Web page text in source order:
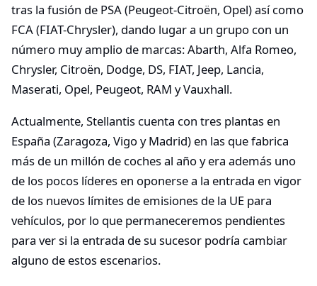
tras la fusión de PSA (Peugeot-Citroën, Opel) así como
FCA (FIAT-Chrysler), dando lugar a un grupo con un
número muy amplio de marcas: Abarth, Alfa Romeo,
Chrysler, Citroën, Dodge, DS, FIAT, Jeep, Lancia,
Maserati, Opel, Peugeot, RAM y Vauxhall.
Actualmente, Stellantis cuenta con tres plantas en
España (Zaragoza, Vigo y Madrid) en las que fabrica
más de un millón de coches al año y era además uno
de los pocos líderes en oponerse a la entrada en vigor
de los nuevos límites de emisiones de la UE para
vehículos, por lo que permaneceremos pendientes
para ver si la entrada de su sucesor podría cambiar
alguno de estos escenarios.